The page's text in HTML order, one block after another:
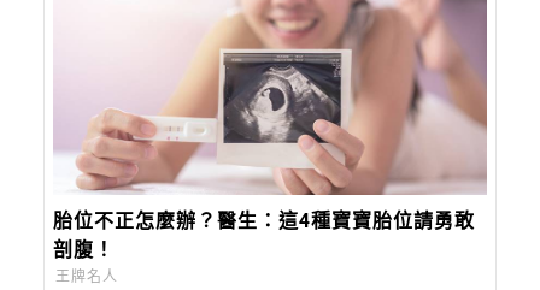
胎位不正怎麼辦？醫生：這4種寶寶胎位請勇敢
剖腹！
王牌名人